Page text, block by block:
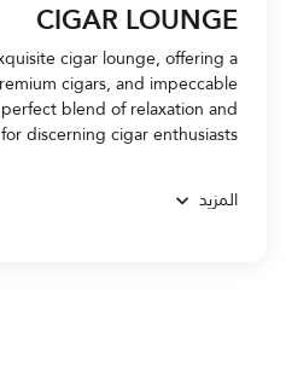
CIGAR LOUNGE
cigar lounge, offering a
cigars, and impeccable
blend of relaxation and
discerning cigar enthusiasts.
المزيد